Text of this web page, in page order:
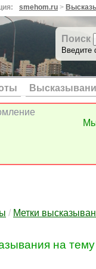
smehom.ru >
Поиск
Введите
/ Метки
на тему